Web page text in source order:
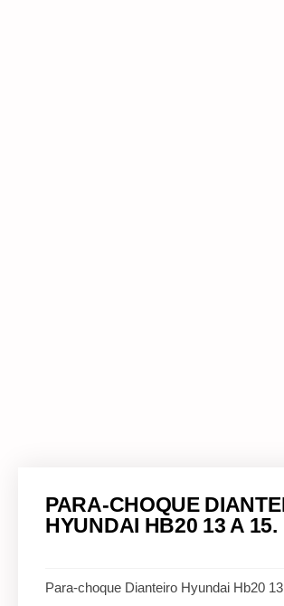
PARA-CHOQUE
HYUNDAI HB20 13 A 15.
Para-choque Dianteiro Hyundai Hb20